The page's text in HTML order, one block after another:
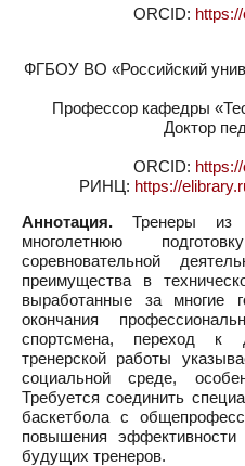
ORCID:
ФГБОУ ВО «Российский
Профессор кафедры
Доктор
ORCID:
РИНЦ: https://
Аннотация. Тренеры из
многолетнюю
соревновательной
преимущества в
выработанные за многие
окончания
спортсмена, переход к
тренерской работы
социальной среде,
Требуется соединить
баскетбола с
повышения эффективности
будущих тренеров.